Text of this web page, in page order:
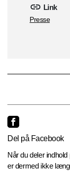
Link
Presse
Del på Facebook
Når du deler
er dermed ikke